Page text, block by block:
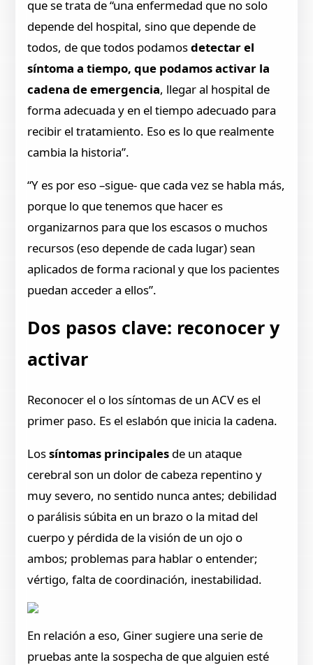
que se trata de “una enfermedad que no solo
depende del hospital, sino que depende de
todos, de que todos podamosdetectar el
síntoma a tiempo, que podamos activar la
cadena de emergencia, llegar al hospital de
forma adecuada y en el tiempo adecuado para
recibir el tratamiento. Eso es lo que realmente
cambia la historia”.
“Y es por eso –sigue- que cada vez se habla más,
porque lo que tenemos que hacer es
organizarnos para que los escasos o muchos
recursos (eso depende de cada lugar) sean
aplicados de forma racional y que los pacientes
puedan acceder a ellos”.
Dos pasos clave: reconocer y
activar
Reconocer el o los síntomas de un ACV es el
primer paso. Es el eslabón que inicia la cadena.
Lossíntomas principales de un ataque
cerebral son un dolor de cabeza repentino y
muy severo, no sentido nunca antes; debilidad
o parálisis súbita en un brazo o la mitad del
cuerpo y pérdida de la visión de un ojo o
ambos; problemas para hablar o entender;
vértigo, falta de coordinación, inestabilidad.
En relación a eso, Giner sugiere una serie de
pruebas ante la sospecha de que alguien esté